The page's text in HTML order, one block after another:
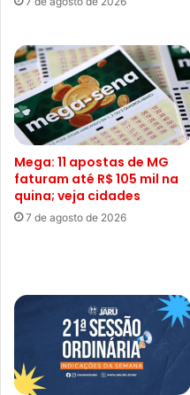
Mega: 11 apostas de MG
faturam até R$ 105 mil na
quina; veja cidades
7 de agosto de 2026